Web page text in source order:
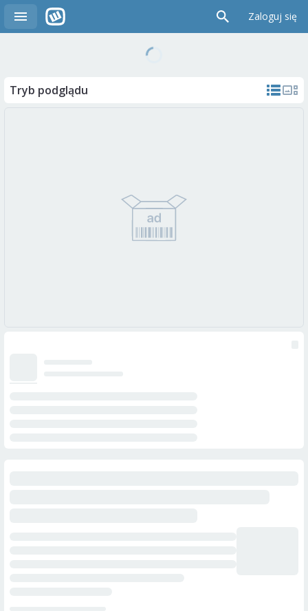
Zaloguj się
Tryb podglądu